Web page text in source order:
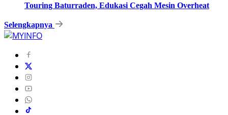
Touring Baturraden, Edukasi Cegah Mesin Overheat
Selengkapnya